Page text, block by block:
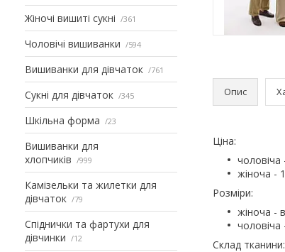
Жіночі вишиті сукні 361
Чоловічі вишиванки 594
Вишиванки для дівчаток 761
Сукні для дівчаток 345
Шкільна форма 23
Вишиванки для
хлопчиків
999
Камізельки та жилетки для
дівчаток
79
Спіднички та фартухи для
дівчинки
12
Опис
Ціна:
чоловіча
жіноча -
Розміри:
жіноча -
чоловіча
Склад